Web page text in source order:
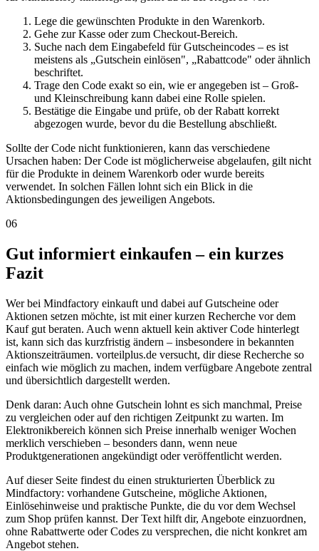
Lege die gewünschten Produkte in den Warenkorb.
Gehe zur Kasse oder zum Checkout-Bereich.
Suche nach dem Eingabefeld für Gutscheincodes – es ist
meistens als „Gutschein einlösen", „Rabattcode" oder ähnlich
beschriftet.
Trage den Code exakt so ein, wie er angegeben ist – Groß-
und Kleinschreibung kann dabei eine Rolle spielen.
Bestätige die Eingabe und prüfe, ob der Rabatt korrekt
abgezogen wurde, bevor du die Bestellung abschließt.
Sollte der Code nicht funktionieren, kann das verschiedene
Ursachen haben: Der Code ist möglicherweise abgelaufen, gilt nicht
für die Produkte in deinem Warenkorb oder wurde bereits
verwendet. In solchen Fällen lohnt sich ein Blick in die
Aktionsbedingungen des jeweiligen Angebots.
06
Gut informiert einkaufen – ein kurzes
Fazit
Wer bei Mindfactory einkauft und dabei auf Gutscheine oder
Aktionen setzen möchte, ist mit einer kurzen Recherche vor dem
Kauf gut beraten. Auch wenn aktuell kein aktiver Code hinterlegt
ist, kann sich das kurzfristig ändern – insbesondere in bekannten
Aktionszeiträumen. vorteilplus.de versucht, dir diese Recherche so
einfach wie möglich zu machen, indem verfügbare Angebote zentral
und übersichtlich dargestellt werden.
Denk daran: Auch ohne Gutschein lohnt es sich manchmal, Preise
zu vergleichen oder auf den richtigen Zeitpunkt zu warten. Im
Elektronikbereich können sich Preise innerhalb weniger Wochen
merklich verschieben – besonders dann, wenn neue
Produktgenerationen angekündigt oder veröffentlicht werden.
Auf dieser Seite findest du einen strukturierten Überblick zu
Mindfactory: vorhandene Gutscheine, mögliche Aktionen,
Einlösehinweise und praktische Punkte, die du vor dem Wechsel
zum Shop prüfen kannst. Der Text hilft dir, Angebote einzuordnen,
ohne Rabattwerte oder Codes zu versprechen, die nicht konkret am
Angebot stehen.